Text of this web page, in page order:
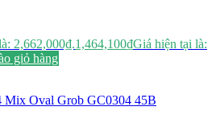
2,662,000₫.1,464,100₫Giá hiện tại là:
giỏ hàng